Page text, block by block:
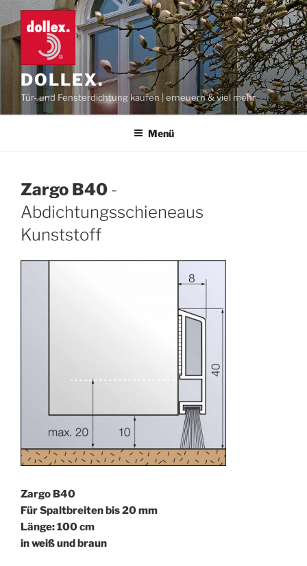
Zum
Inhalt
springen
DOLLEX.
Tür- und Fensterdichtung kaufen | erneuern & viel mehr
Menü
Zargo B40 -
Abdichtungsschieneaus
Kunststoff
Zargo B40
Für Spaltbreiten bis 20 mm
Länge: 100 cm
in weiß und braun